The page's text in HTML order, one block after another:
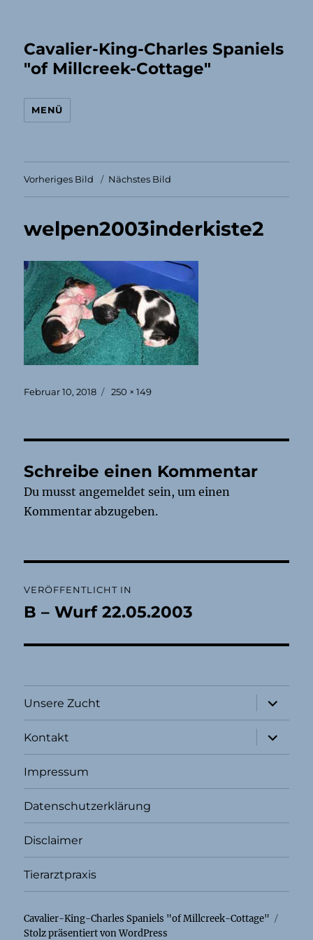
Cavalier-King-Charles Spaniels
"of Millcreek-Cottage"
MENÜ
Vorheriges Bild Nächstes Bild
welpen2003inderkiste2
Veröffentlicht
Februar 10, 2018 Originalgröße
250 × 149
Schreibe einen Kommentar
Du musstangemeldet sein, um einen
Kommentar abzugeben.
VERÖFFENTLICHT IN
B – Wurf 22.05.2003
Unsere Zucht
öffnen
Kontakt
öffnen
Impressum
Datenschutzerklärung
Disclaimer
Tierarztpraxis
Cavalier-King-Charles Spaniels "of Millcreek-Cottage"
Stolz präsentiert von WordPress